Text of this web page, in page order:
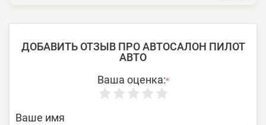
ДОБАВИТЬ ОТЗЫВ ПРО АВТОСАЛОН ПИЛОТ
АВТО
Ваша оценка:*
Ваше имя